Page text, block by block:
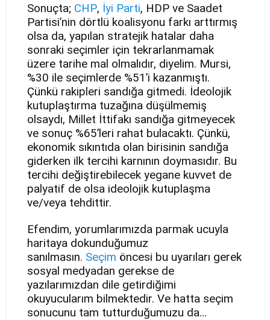
Sonuçta; CHP, İyi Parti, HDP ve Saadet
Partisi’nin dörtlü koalisyonu farkı arttırmış
olsa da, yapılan stratejik hatalar daha
sonraki seçimler için tekrarlanmamak
üzere tarihe mal olmalıdır, diyelim. Mursi,
%30 ile seçimlerde %51’i kazanmıştı.
Çünkü rakipleri sandığa gitmedi. İdeolojik
kutuplaştırma tuzağına düşülmemiş
olsaydı, Millet İttifakı sandığa gitmeyecek
ve sonuç %65’leri rahat bulacaktı. Çünkü,
ekonomik sıkıntıda olan birisinin sandığa
giderken ilk tercihi karnının doymasıdır. Bu
tercihi değiştirebilecek yegane kuvvet de
palyatif de olsa ideolojik kutuplaşma
ve/veya tehdittir.
Efendim, yorumlarımızda parmak ucuyla
haritaya dokunduğumuz
sanılmasın. Seçim öncesi bu uyarıları gerek
sosyal medyadan gerekse de
yazılarımızdan dile getirdiğimi
okuyucularım bilmektedir. Ve hatta seçim
sonucunu tam tutturduğumuzu da…